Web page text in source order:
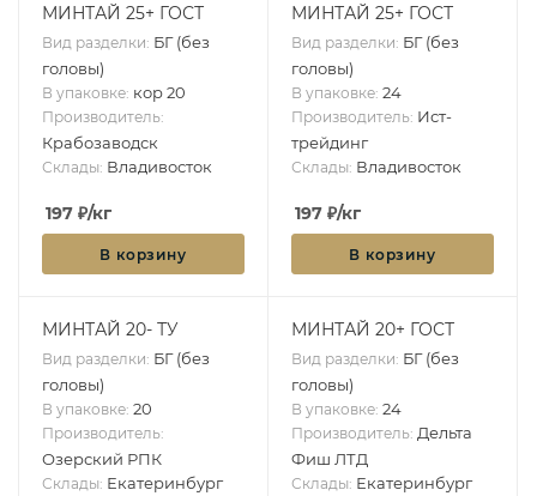
МИНТАЙ 25+ ГОСТ
Вид разделки: БГ (без
головы)
В упаковке: кор 20
Производитель:
Крабозаводск
Склады: Владивосток
197 ₽/кг
В корзину
МИНТАЙ 25+ ГОСТ
Вид разделки: БГ (без
головы)
В упаковке: 24
Производитель: Ист-
трейдинг
Склады: Владивосток
197 ₽/кг
В корзину
МИНТАЙ 20- ТУ
Вид разделки: БГ (без
головы)
В упаковке: 20
Производитель:
Озерский РПК
Склады: Екатеринбург
МИНТАЙ 20+ ГОСТ
Вид разделки: БГ (без
головы)
В упаковке: 24
Производитель: Дельта
Фиш ЛТД
Склады: Екатеринбург